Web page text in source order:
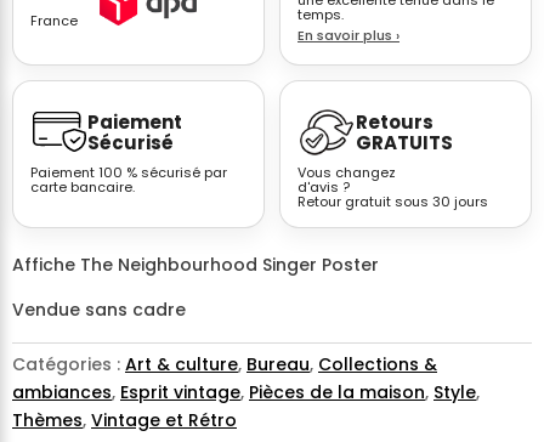
concert
poster
France
temps.
En savoir plus ›
Paiement
Sécurisé
Paiement 100 % sécurisé par
carte bancaire.
Retours
GRATUITS
Vous changez
d'avis ?
Retour gratuit sous 30 jours
Affiche The Neighbourhood Singer Poster
Vendue sans cadre
Catégories : Art & culture, Bureau, Collections &
ambiances, Esprit vintage, Pièces de la maison, Style,
Thèmes, Vintage et Rétro